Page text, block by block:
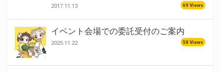
2017.11.13 69 Views
イベント会場での委託受付のご案内
2025.11.22 58 Views